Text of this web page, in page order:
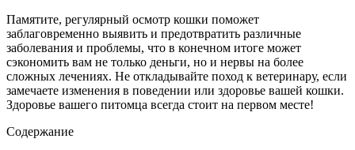
Памятите, регулярный осмотр кошки поможет
заблаговременно выявить и предотвратить различные
заболевания и проблемы, что в конечном итоге может
сэкономить вам не только деньги, но и нервы на более
сложных лечениях. Не откладывайте поход к ветеринару, если
замечаете изменения в поведении или здоровье вашей кошки.
Здоровье вашего питомца всегда стоит на первом месте!
Содержание